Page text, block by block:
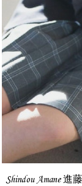
Shindou Amane 進